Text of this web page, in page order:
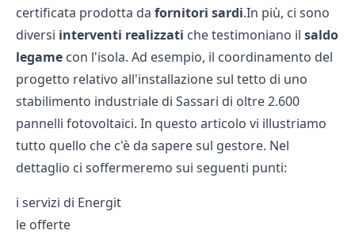
certificata prodotta da fornitori sardi.In più, ci sono
diversi interventi realizzati che testimoniano il saldo
legame con l'isola. Ad esempio, il coordinamento del
progetto relativo all'installazione sul tetto di uno
stabilimento industriale di Sassari di oltre 2.600
pannelli fotovoltaici. In questo articolo vi illustriamo
tutto quello che c'è da sapere sul gestore. Nel
dettaglio ci soffermeremo sui seguenti punti:
i servizi di Energit
le offerte